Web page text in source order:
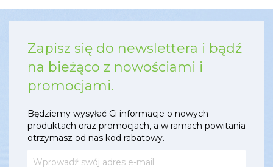
Zapisz się do newslettera i bądź
na bieżąco z nowościami i
promocjami.
Będziemy wysyłać Ci informacje o nowych
produktach oraz promocjach, a w ramach powitania
otrzymasz od nas kod rabatowy.